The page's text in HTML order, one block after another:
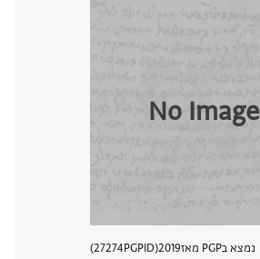
No Image
נמצא בPGP מאז 2019
PGPID
27274